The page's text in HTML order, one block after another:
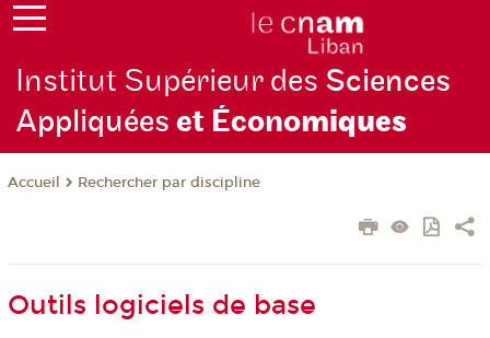
Institut Supérieur des Sciences
Appliquéeset Économiques
Accueil Rechercher par discipline
Outils logiciels de base